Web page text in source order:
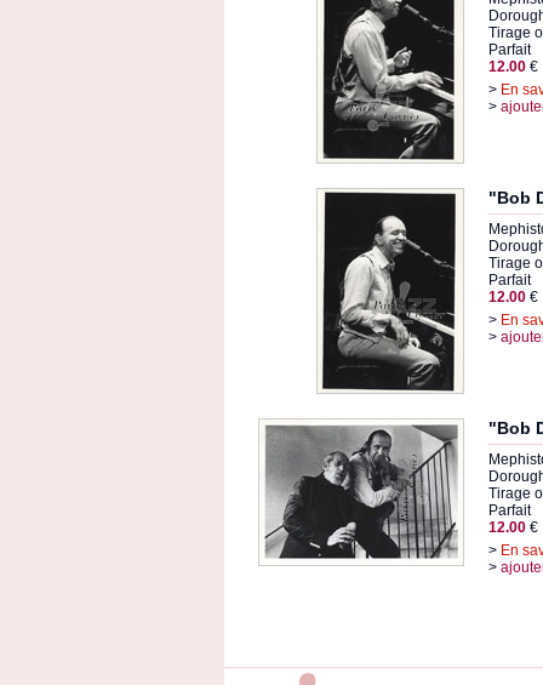
Tirage
Parfait
12.00 €
> En
>
"Bob
Tirage
Parfait
12.00 €
> En
>
"Bob
Tirage
Parfait
12.00 €
> En
>